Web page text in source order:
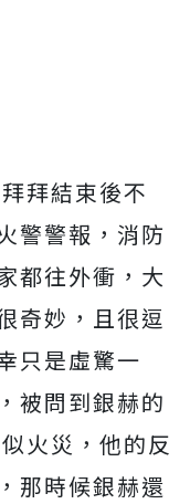
拜結束後不
警警報，消防
都往外衝，大
奇妙，且很逗
只是虛驚一
被問到銀赫的
火災，他的反
那時候銀赫還